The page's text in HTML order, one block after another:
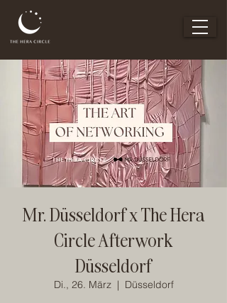
Mr. Düsseldorf x The Hera
Circle Afterwork
Düsseldorf
Di., 26. März
  |
Düsseldorf